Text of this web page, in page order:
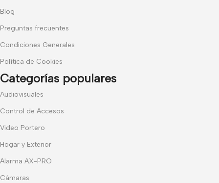
Blog
Preguntas frecuentes
Condiciones Generales
Política de Cookies
Categorías populares
Audiovisuales
Control de Accesos
Video Portero
Hogar y Exterior
Alarma AX-PRO
Cámaras